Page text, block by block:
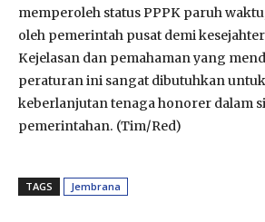
memperoleh status PPPK paruh
oleh pemerintah pusat demi
Kejelasan dan pemahaman yang
peraturan ini sangat dibutuhkan
keberlanjutan tenaga honorer dalam
pemerintahan. (Tim/Red)
TAGS Jembrana